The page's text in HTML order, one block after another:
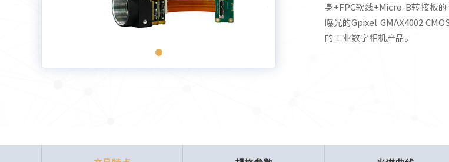
身+FPC软线+Micro-B转接板
曝光的Gpixel GMAX4002
的工业数字相机产品。